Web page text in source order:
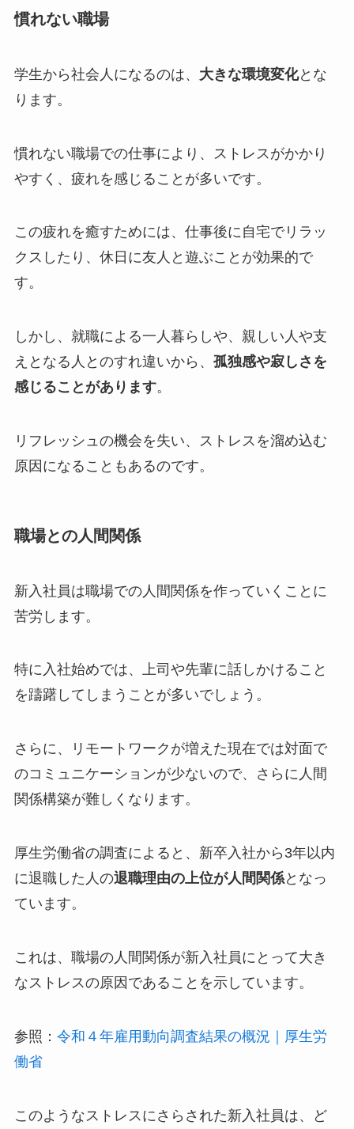
慣れない職場
学生から社会人になるのは、 大きな環境変化とな
ります。
慣れない職場での仕事により、ストレスがかかり
やすく、疲れを感じることが多いです。
この疲れを癒すためには、仕事後に自宅でリラッ
クスしたり、休日に友人と遊ぶことが効果的で
す。
しかし、就職による一人暮らしや、親しい人や支
えとなる人とのすれ違いから、 孤独感や寂しさを
感じることがあります。
リフレッシュの機会を失い、ストレスを溜め込む
原因になることもあるのです。
職場との人間関係
新入社員は職場での人間関係を作っていくことに
苦労します。
特に入社始めでは、上司や先輩に話しかけること
を躊躇してしまうことが多いでしょう。
さらに、リモートワークが増えた現在では対面で
のコミュニケーションが少ないので、さらに人間
関係構築が難しくなります。
厚生労働省の調査によると、新卒入社から3年以内
に退職した人の退職理由の上位が人間関係となっ
ています。
これは、職場の人間関係が新入社員にとって大き
なストレスの原因であることを示しています。
参照： 令和４年雇用動向調査結果の概況｜厚生労
働省
このようなストレスにさらされた新入社員は、ど